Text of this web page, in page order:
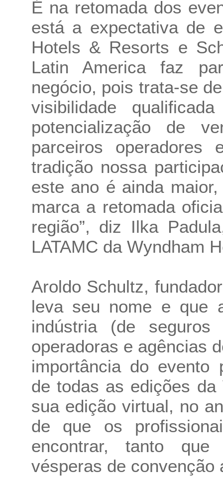
É na retomada dos
está a expectativa de
Hotels & Resorts e
Latin America faz
negócio, pois trata-se
visibilidade
potencialização de
parceiros
tradição nossa
este ano é ainda
marca a retomada
região”, diz Ilka
LATAMC da Wyndham
Aroldo Schultz,
leva seu nome e que
indústria (de
operadoras e agências
importância do evento
de todas as edições
sua edição virtual, no
de que os
encontrar, tanto
vésperas de convenção